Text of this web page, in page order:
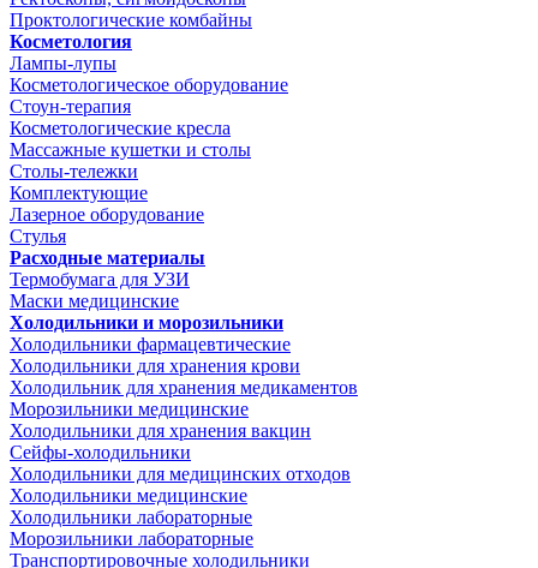
Проктологические комбайны
Косметология
Лампы-лупы
Косметологическое оборудование
Стоун-терапия
Косметологические кресла
Массажные кушетки и столы
Столы-тележки
Комплектующие
Лазерное оборудование
Стулья
Расходные материалы
Термобумага для УЗИ
Маски медицинские
Холодильники и морозильники
Холодильники фармацевтические
Холодильники для хранения крови
Холодильник для хранения медикаментов
Морозильники медицинские
Холодильники для хранения вакцин
Сейфы-холодильники
Холодильники для медицинских отходов
Холодильники медицинские
Холодильники лабораторные
Морозильники лабораторные
Транспортировочные холодильники